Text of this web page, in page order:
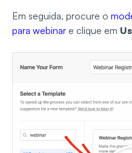
Em seguida, procure o
para webinar e clique em